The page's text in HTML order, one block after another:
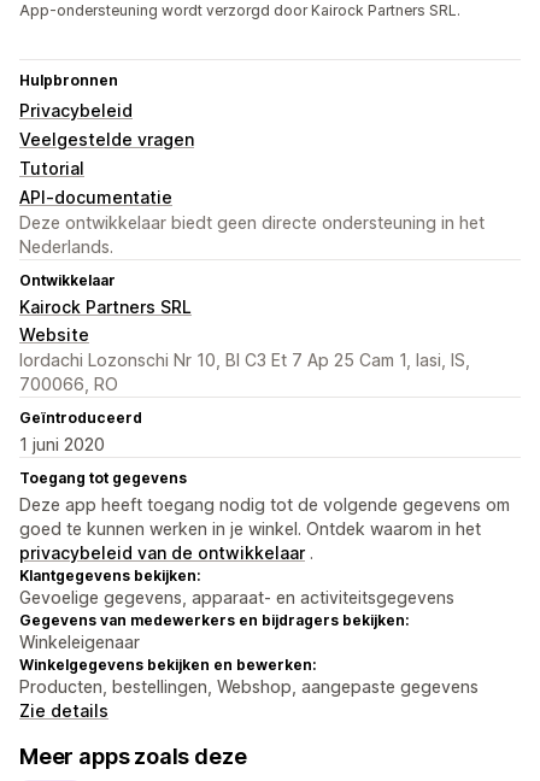
App-ondersteuning wordt verzorgd door Kairock Partners SRL.
Hulpbronnen
Privacybeleid
Veelgestelde vragen
Tutorial
API-documentatie
Deze ontwikkelaar biedt geen directe ondersteuning in het
Nederlands.
Ontwikkelaar
Kairock Partners SRL
Website
Iordachi Lozonschi Nr 10, Bl C3 Et 7 Ap 25 Cam 1, Iasi, IS,
700066, RO
Geïntroduceerd
1 juni 2020
Toegang tot gegevens
Deze app heeft toegang nodig tot de volgende gegevens om
goed te kunnen werken in je winkel. Ontdek waarom in het
privacybeleid van de ontwikkelaar .
Klantgegevens bekijken:
Gevoelige gegevens, apparaat- en activiteitsgegevens
Gegevens van medewerkers en bijdragers bekijken:
Winkeleigenaar
Winkelgegevens bekijken en bewerken:
Producten, bestellingen, Webshop, aangepaste gegevens
Zie details
Meer apps zoals deze